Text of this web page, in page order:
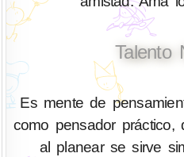
Talento
Es mente de
como pensador
al planear se sirve